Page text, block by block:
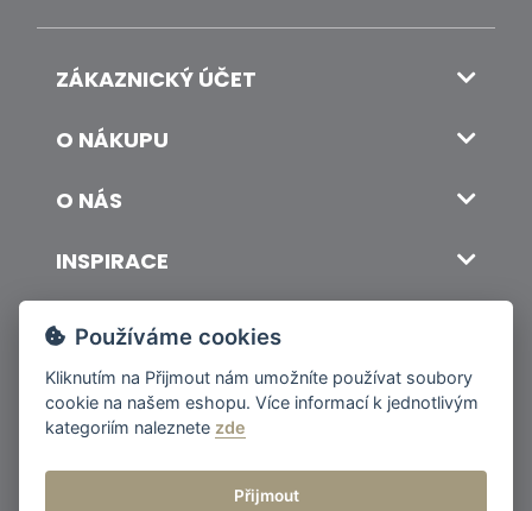
ZÁKAZNICKÝ ÚČET
O NÁKUPU
O NÁS
INSPIRACE
DOPRAVA A PLATBA
© 2026 ITALSKY INTERIER s.r.o. Vytvořilo INIZIO Internet Media s.r.o.|
nastavení cookies
Používáme cookies
Kliknutím na Přijmout nám umožníte používat soubory
cookie na našem eshopu. Více informací k jednotlivým
kategoriím naleznete zde
Přijmout